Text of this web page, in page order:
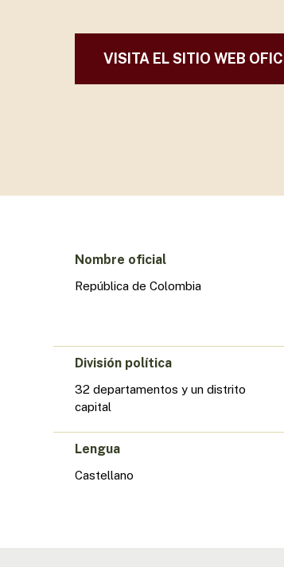
VISITA EL SITIO WEB
Nombre oficial
República de Colombia
División política
32 departamentos y un distrito
capital
Lengua
Castellano